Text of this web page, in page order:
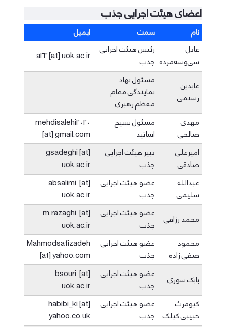
اعضای هیئت اجرایی جذب
نام سمت
ایمیل
عادل
سی‌وسه‌مرده
رئیس هیئت اجرایی
جذب
a33 [at] uok.ac.ir
عابدین
رستمی
مسئول نهاد
نمایندگی مقام
معظم رهبری
مهدی
صالحی
مسئول بسیج
اساتید
mehdisalehi2020
[at] gmail.com
امیرعلی
صادقی
دبیر هیئت اجرایی
جذب
gsadeghi [at]
uok.ac.ir
عبدالله
سلیمی
عضو هیئت اجرایی
جذب
absalimi [at]
uok.ac.ir
محمد رزاقی
عضو هیئت اجرایی
جذب
m.razaghi [at]
uok.ac.ir
محمود
صفی زاده
عضو هیئت اجرایی
جذب
Mahmodsafizadeh
[at] yahoo.com
بابک سوری
عضو هیئت اجرایی
جذب
bsouri [at]
uok.ac.ir
کیومرث
حبیبی کیلک
عضو هیئت اجرایی
جذب
habibi_ki [at]
yahoo.co.uk